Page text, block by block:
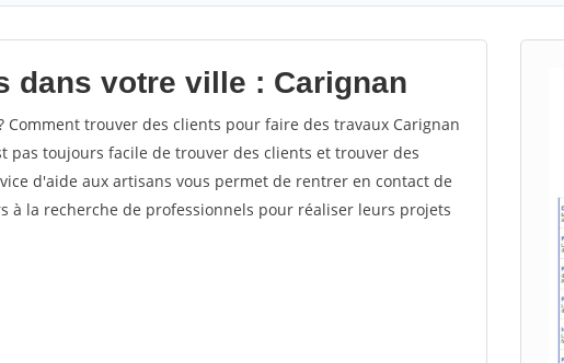
dans votre ville : Carignan
Comment trouver des clients pour faire des travaux Carignan
pas toujours facile de trouver des clients et trouver des
d'aide aux artisans vous permet de rentrer en contact de
à la recherche de professionnels pour réaliser leurs projets